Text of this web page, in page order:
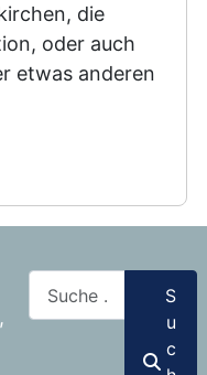
die
oder auch
etwas anderen
Suchen
S
u
c